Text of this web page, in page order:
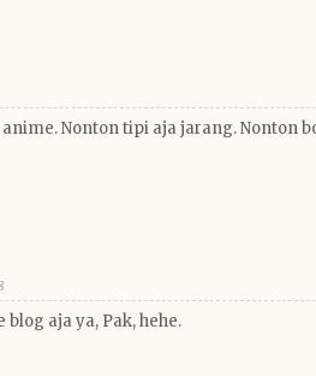
Nonton tipi aja jarang. Nonton
aja ya, Pak, hehe.